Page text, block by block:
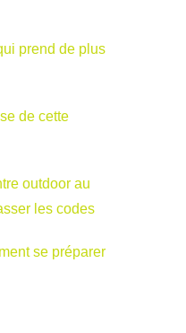
prend de plus
de cette
outdoor au
les codes
se préparer